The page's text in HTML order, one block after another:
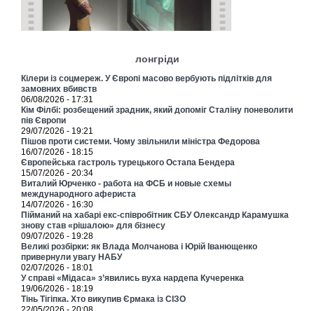
лонгріди
Кілери із соцмереж. У Європі масово вербують підлітків для
замовних вбивств
06/08/2026 - 17:31
Кім Філбі: розбещений зрадник, який допоміг Сталіну поневолити
пів Європи
29/07/2026 - 19:21
Пішов проти системи. Чому звільнили міністра Федорова
16/07/2026 - 18:15
Європейська гастроль турецького Остапа Бендера
15/07/2026 - 20:34
Виталий Юрченко - работа на ФСБ и новые схемы
международного афериста
14/07/2026 - 16:30
Пійманий на хабарі екс-співробітник СБУ Олександр Карамушка
знову став «рішалою» для бізнесу
09/07/2026 - 19:28
Великі розбірки: як Влада Молчанова і Юрій Іванющенко
привернули увагу НАБУ
02/07/2026 - 18:01
У справі «Мідаса» з’явились вуха нардепа Кучеренка
19/06/2026 - 18:19
Тінь Тігіпка. Хто викупив Єрмака із СІЗО